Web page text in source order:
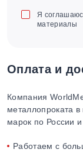
Я
материалы
Оплата и
Компания
металлопроката
марок по России
Работаем с